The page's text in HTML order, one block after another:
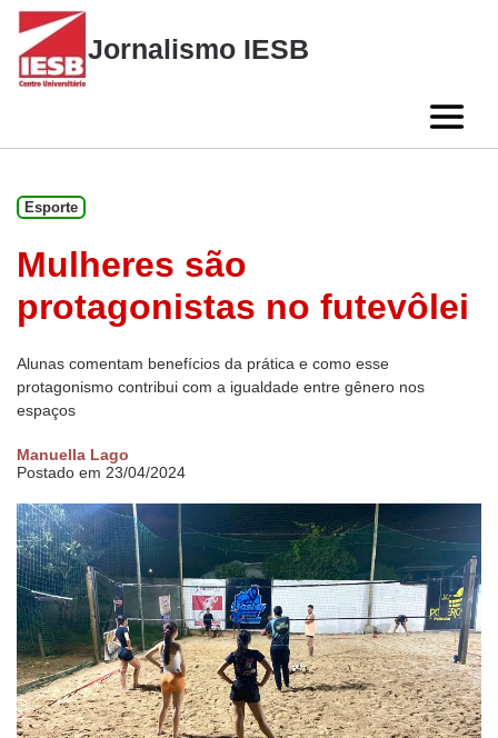
Skip
content
Jornalismo IESB
Esporte
Mulheres são
protagonistas no futevôlei
Alunas comentam benefícios da prática e como esse
protagonismo contribui com a igualdade entre gênero nos
espaços
Manuella Lago
Postado em 23/04/2024